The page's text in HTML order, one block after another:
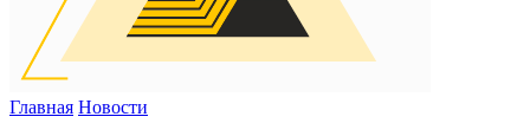
Главная Новости